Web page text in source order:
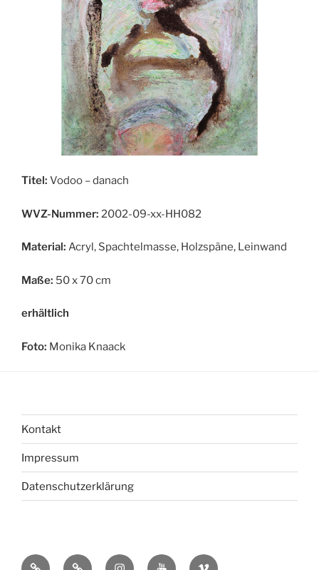
Titel: Vodoo – danach
WVZ-Nummer: 2002-09-xx-HH082
Material: Acryl, Spachtelmasse, Holzspäne, Leinwand
Maße: 50 x 70 cm
erhältlich
Foto: Monika Knaack
Kontakt
Impressum
Datenschutzerklärung
bsky MastadonInstagramYou Vimeo